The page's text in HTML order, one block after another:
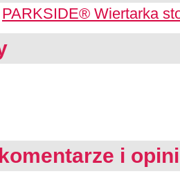
PARKSIDE® Wiertarka
i